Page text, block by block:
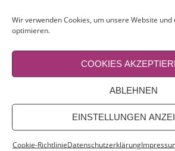
Wir verwenden Cookies, um unsere Website und
optimieren.
COOKIES
ABLEHNEN
EINSTELLUNGEN
Cookie-RichtlinieDatenschutzerklärung